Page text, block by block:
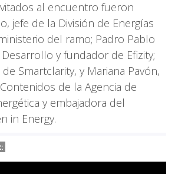
al encuentro fueron
jefe de la División de Energías
del ramo; Padro Pablo
y fundador de Efizity;
Smartclarity, y Mariana Pavón,
de la Agencia de
y embajadora del
in Energy.